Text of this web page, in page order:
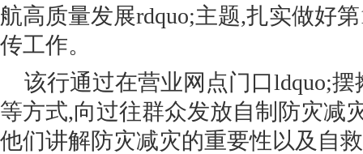
航高质量发展rdquo;主题,扎实做好
传工作。
该行通过在营业网点门口ldquo;
等方式,向过往群众发放自制防灾减
他们讲解防灾减灾的重要性以及自